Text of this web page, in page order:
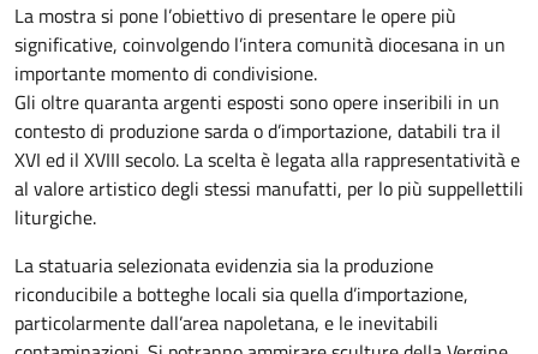
La mostra si pone l’obiettivo di presentare le opere più
significative, coinvolgendo l’intera comunità diocesana in un
importante momento di condivisione.
Gli oltre quaranta argenti esposti sono opere inseribili in un
contesto di produzione sarda o d’importazione, databili tra il
XVI ed il XVIII secolo. La scelta è legata alla rappresentatività e
al valore artistico degli stessi manufatti, per lo più suppellettili
liturgiche.
La statuaria selezionata evidenzia sia la produzione
riconducibile a botteghe locali sia quella d’importazione,
particolarmente dall’area napoletana, e le inevitabili